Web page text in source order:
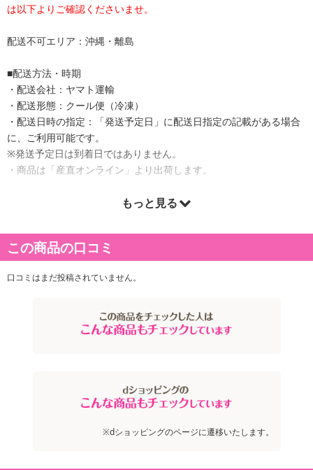
は以下よりご確認くださいませ。
配送不可エリア：沖縄・離島
■配送方法・時期
・配送会社：ヤマト運輸
・配送形態：クール便（冷凍）
・配送日時の指定：「発送予定日」に配送日指定の記載がある場合
に、ご利用可能です。
※発送予定日は到着日ではありません。
・商品は「産直オンライン」より出荷します。
ストロベリー・クランベリー・ブルーベリーを使用し、ホールタイ
もっと見る
この商品の口コミ
口コミはまだ投稿されていません。
※dショッピングのページに遷移いたします。